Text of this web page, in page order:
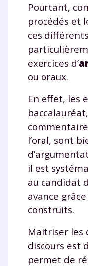
Pourtant,
procédés et
ces
exercices d’
ou oraux.
En effet, les
l’oral, sont
il est
au candidat
avance
construits.
Maitriser les
discours est
permet de
la marque
accès au service de
savoir plus sur la
pour exercer vos
J’accepte
Votre adresse e-
vous envoyer
désinscrire à tout
désinscription
en savoir plus sur
personnelles et
consulternotre